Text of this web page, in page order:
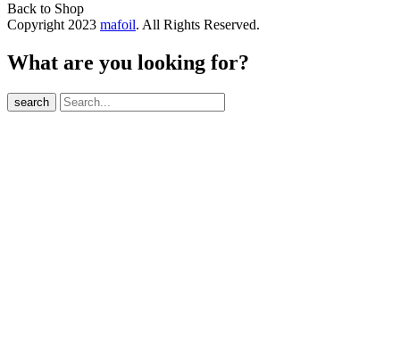
Back to Shop
Copyright 2023 mafoil. All Rights Reserved.
What are you looking for?
search